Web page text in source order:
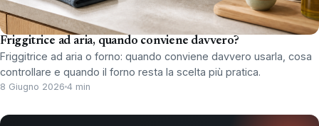
Friggitrice ad aria, quando conviene davvero?
Friggitrice ad aria o forno: quando conviene davvero usarla, cosa
controllare e quando il forno resta la scelta più pratica.
8 Giugno 2026 4 min